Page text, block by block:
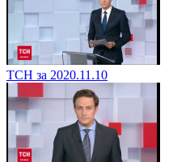
ТСН за 2020.11.10